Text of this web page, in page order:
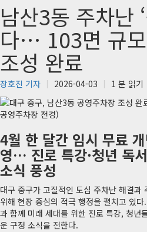
남산3동 주차난
다… 103면 규
조성 완료
장호진 기자 2026-04-03 1 분 읽기
4월 한 달간 임시 무료
영… 진로 특강·청년 독
소식 풍성
대구 중구가 고질적인 도심 주차난 해결과
위해 현장 중심의 적극 행정을 펼치고 있
과 함께 미래 세대를 위한 진로 특강, 청년
운 구정 소식을 전한다.